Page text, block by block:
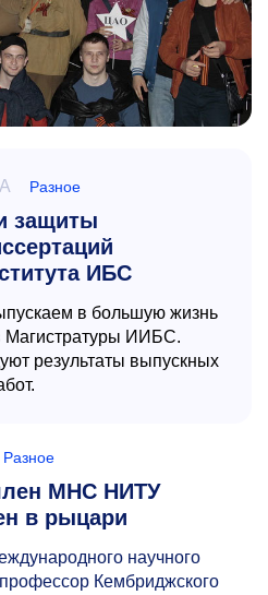
Разное
защиты
ИБС
в большую жизнь
Магистратуры ИИБС.
результаты выпускных
Разное
МНС НИТУ
в рыцари
научного
Кембриджского